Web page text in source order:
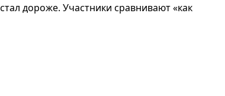
дороже. Участники сравнивают «как